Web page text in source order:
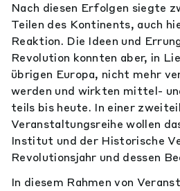
Nach diesen Erfolgen siegte
Teilen des Kontinents, auch
Reaktion. Die Ideen und
Revolution konnten aber, in
übrigen Europa, nicht mehr
werden und wirkten mittel-
teils bis heute. In einer
Veranstaltungsreihe wollen
Institut und der Historische
Revolutionsjahr und dessen
In diesem Rahmen von